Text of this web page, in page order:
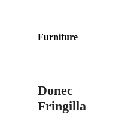
Furniture
Donec
Fringilla